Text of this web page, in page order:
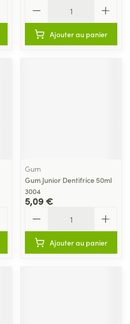
Ajouter au panier
Gum
Gum Junior Dentifrice 50ml
3004
5,09 €
Ajouter au panier